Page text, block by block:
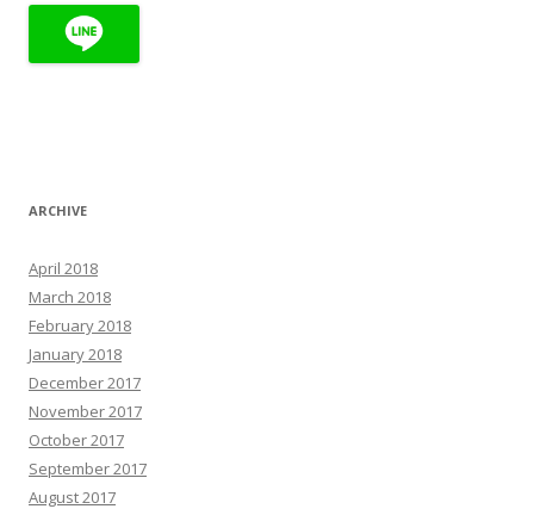
ARCHIVE
April 2018
March 2018
February 2018
January 2018
December 2017
November 2017
October 2017
September 2017
August 2017